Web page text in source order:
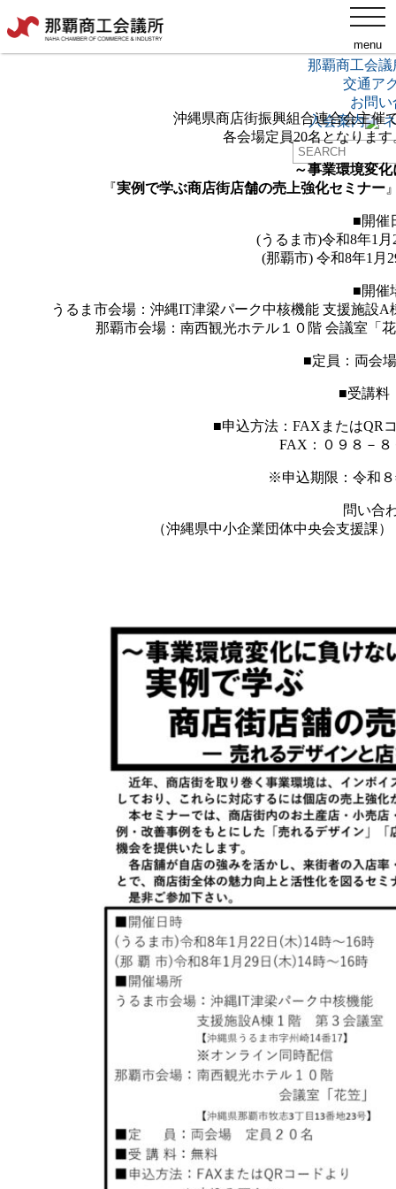
menu
那覇商工会
交通ア
お問い
入会案内
【沖縄県商店街振興組合連
沖縄県商店街振興組合連合会主催
各会場定員20名となりま
～事業環境変
『実例で学ぶ商店街店舗の売上強化セミナー
■開催
(うるま市)令和8年1月
(那覇市) 令和8年1月
■開催
うるま市会場：沖縄IT津梁パーク中核機能 支援施設
那覇市会場：南西観光ホテル１０階 会議室「
■定員：両会
■受講料
■申込方法：FAXまたはQR
FAX：０９８－
※申込期限：令和
問い合
（沖縄県中小企業団体中央会支援課